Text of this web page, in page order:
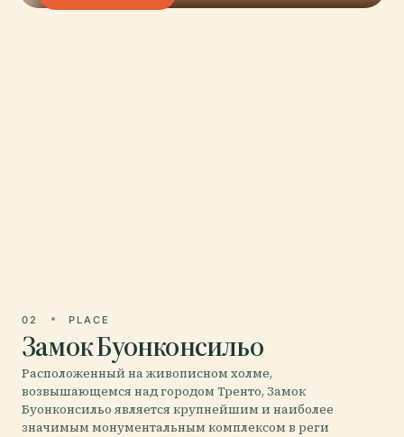
02 PLACE
Замок Буонконсильо
Расположенный на живописном холме,
возвышающемся над городом Тренто, Замок
Буонконсильо является крупнейшим и наиболее
значимым монументальным комплексом в реги